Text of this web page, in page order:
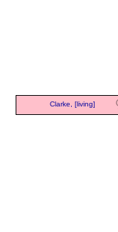
Clarke, [living]